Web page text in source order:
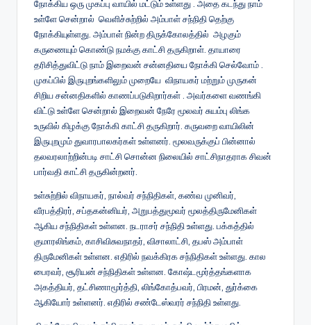
நோக்கிய ஒரு முகப்பு வாயில் மட்டும் உள்ளது . அதை கடந்து நாம்
உள்ளே சென்றால் வெளிச்சுற்றில் அம்பாள் சந்நிதி தெற்கு
நோக்கியுள்ளது. அம்பாள் நின்ற திருக்கோலத்தில் அழகும்
கருணையும் கொண்டு நமக்கு காட்சி தருகிறாள். தாயாரை
தரிசித்துவிட்டு நாம் இறைவன் சன்னதியை நோக்கி செல்வோம் .
முகப்பில் இருபுறங்களிலும் முறையே விநாயகர் மற்றும் முருகன்
சிறிய சன்னதிகளில் காணப்படுகிறார்கள் . அவர்களை வணங்கி
விட்டு உள்ளே சென்றால் இறைவன் நேரே மூலவர் சுயம்பு லிங்க
உருவில் கிழக்கு நோக்கி காட்சி தருகிறார். கருவறை வாயிலின்
இருபுறமும் துவாரபாலகர்கள் உள்ளனர். மூலவருக்குப் பின்னால்
தலவரலாற்றின்படி சாட்சி சொன்ன நிலையில் சாட்சிநாதராக சிவன்
பார்வதி காட்சி தருகின்றனர்.
உள்சுற்றில் விநாயகர், நால்வர் சந்நிதிகள், கண்வ முனிவர்,
வீரபத்திரர், சப்தகன்னியர், அறுபத்துமூவர் மூலத்திருமேனிகள்
ஆகிய சந்நிதிகள் உள்ளன. நடராசர் சந்நிதி உள்ளது. பக்கத்தில்
குமாரலிங்கம், காசிவிசுவநாதர், விசாலாட்சி, தபஸ் அம்பாள்
திருமேனிகள் உள்ளன. எதிரில் நவக்கிரக சந்நிதிகள் உள்ளது. கால
பைரவர், சூரியன் சந்நிதிகள் உள்ளன. கோஷ்டமூர்த்தங்களாக
அகத்தியர், தட்சிணாமூர்த்தி, லிங்கோத்பவர், பிரமன், துர்க்கை
ஆகியோர் உள்ளனர். எதிரில் சண்டேஸ்வரர் சந்நிதி உள்ளது.